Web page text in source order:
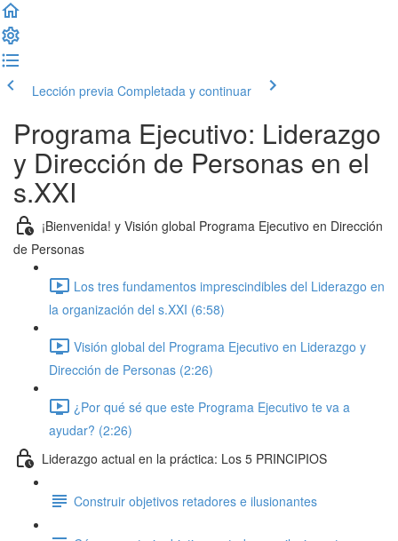
Lección previa Completada y continuar
Programa Ejecutivo: Liderazgo
y Dirección de Personas en el
s.XXI
¡Bienvenida! y Visión global Programa Ejecutivo en Dirección
de Personas
Los tres fundamentos imprescindibles del Liderazgo en
la organización del s.XXI (6:58)
Visión global del Programa Ejecutivo en Liderazgo y
Dirección de Personas (2:26)
¿Por qué sé que este Programa Ejecutivo te va a
ayudar? (2:26)
Liderazgo actual en la práctica: Los 5 PRINCIPIOS
Construir objetivos retadores e ilusionantes